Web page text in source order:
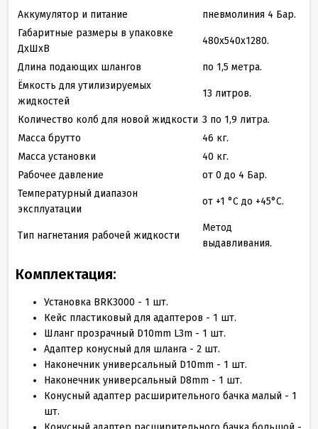
Аккумулятор и питание
пневмолиния 4 Бар.
Габаритные размеры в упаковке
ДхШхВ
480х540х1280.
Длина подающих шлангов
по 1,5 метра.
Ёмкость для утилизируемых
жидкостей
13 литров.
Количество колб для новой жидкости 3 по 1,9 литра.
Масса брутто
46 кг.
Масса установки
40 кг.
Рабочее давление
от 0 до 4 Бар.
Температурный диапазон
эксплуатации
от +1 °С до +45°С.
Тип нагнетания рабочей жидкости
Метод
выдавливания.
Комплектация:
Установка BRK3000 - 1 шт.
Кейс пластиковый для адаптеров - 1 шт.
Шланг прозрачный D10mm L3m - 1 шт.
Адаптер конусный для шланга - 2 шт.
Наконечник универсальный D10mm - 1 шт.
Наконечник универсальный D8mm - 1 шт.
Конусный адаптер расширительного бачка малый - 1
шт.